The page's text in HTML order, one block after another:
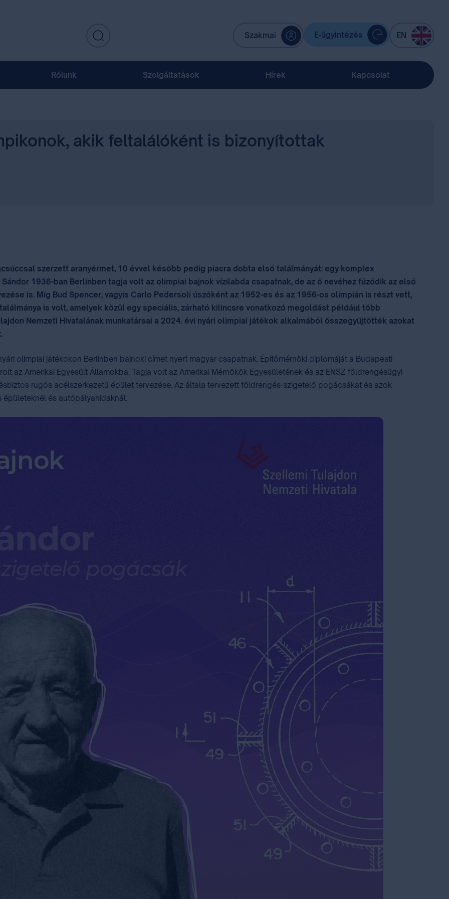
Szakmai E-ügyintézés EN
Rólunk Szolgáltatások Hírek Kapcsolat
akik feltalálóként is bizonyítottak
szerzett aranyérmet, 10 évvel később pedig piacra dobta első találmányát: egy komplex
1936-ban Berlinben tagja volt az olimpiai bajnok vízilabda csapatnak, de az ő nevéhez fűződik az első
is. Míg Bud Spencer, vagyis Carlo Pedersoli úszóként az 1952-es és az 1956-os olimpián is részt vett,
is volt, amelyek közül egy speciális, zárható kilincsre vonatkozó megoldást például több
Nemzeti Hivatalának munkatársai a 2024. évi nyári olimpiai játékok alkalmából összegyűjtötték azokat
olimpiai játékokon Berlinben bajnoki címet nyert magyar csapatnak. Építőmérnöki diplomáját a Budapesti
az Amerikai Egyesült Államokba. Tagja volt az Amerikai Mérnökök Egyesületének és az ENSZ földrengésügyi
rugós acélszerkezetű épület tervezése. Az általa tervezett földrengés-szigetelő pogácsákat és azok
és autópályahidaknál.